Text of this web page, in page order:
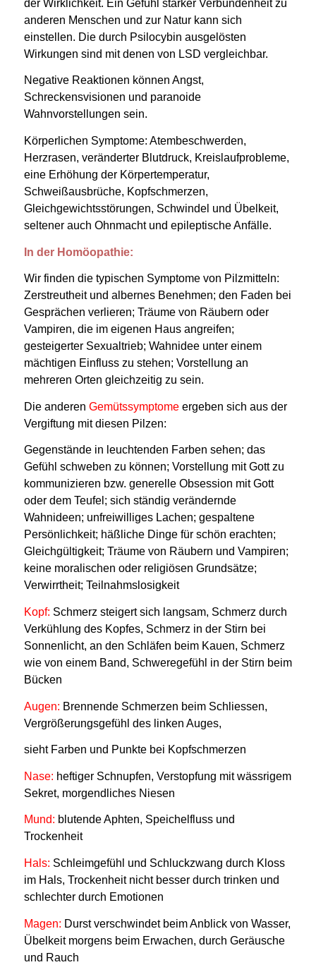
der Wirklichkeit. Ein Gefühl starker Verbundenheit zu
anderen Menschen und zur Natur kann sich
einstellen. Die durch Psilocybin ausgelösten
Wirkungen sind mit denen von LSD vergleichbar.
Negative Reaktionen können Angst,
Schreckensvisionen und paranoide
Wahnvorstellungen sein.
Körperlichen Symptome: Atembeschwerden,
Herzrasen, veränderter Blutdruck, Kreislaufprobleme,
eine Erhöhung der Körpertemperatur,
Schweißausbrüche, Kopfschmerzen,
Gleichgewichtsstörungen, Schwindel und Übelkeit,
seltener auch Ohnmacht und epileptische Anfälle.
In der Homöopathie:
Wir finden die typischen Symptome von Pilzmitteln:
Zerstreutheit und albernes Benehmen; den Faden bei
Gesprächen verlieren; Träume von Räubern oder
Vampiren, die im eigenen Haus angreifen;
gesteigerter Sexualtrieb; Wahnidee unter einem
mächtigen Einfluss zu stehen; Vorstellung an
mehreren Orten gleichzeitig zu sein.
Die anderen Gemütssymptome ergeben sich aus der
Vergiftung mit diesen Pilzen:
Gegenstände in leuchtenden Farben sehen; das
Gefühl schweben zu können; Vorstellung mit Gott zu
kommunizieren bzw. generelle Obsession mit Gott
oder dem Teufel; sich ständig verändernde
Wahnideen; unfreiwilliges Lachen; gespaltene
Persönlichkeit; häßliche Dinge für schön erachten;
Gleichgültigkeit; Träume von Räubern und Vampiren;
keine moralischen oder religiösen Grundsätze;
Verwirrtheit; Teilnahmslosigkeit
Kopf: Schmerz steigert sich langsam, Schmerz durch
Verkühlung des Kopfes, Schmerz in der Stirn bei
Sonnenlicht, an den Schläfen beim Kauen, Schmerz
wie von einem Band, Schweregefühl in der Stirn beim
Bücken
Augen: Brennende Schmerzen beim Schliessen,
Vergrößerungsgefühl des linken Auges,
sieht Farben und Punkte bei Kopfschmerzen
Nase: heftiger Schnupfen, Verstopfung mit wässrigem
Sekret, morgendliches Niesen
Mund: blutende Aphten, Speichelfluss und
Trockenheit
Hals: Schleimgefühl und Schluckzwang durch Kloss
im Hals, Trockenheit nicht besser durch trinken und
schlechter durch Emotionen
Magen: Durst verschwindet beim Anblick von Wasser,
Übelkeit morgens beim Erwachen, durch Geräusche
und Rauch